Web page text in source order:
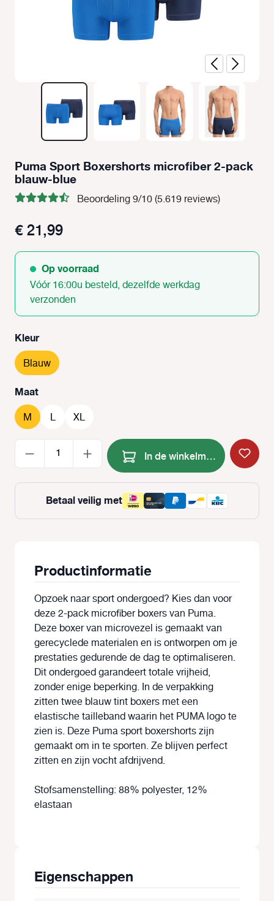
Puma Sport Boxershorts microfiber 2-pack
blauw-blue
Beoordeling 9/10 (5.619 reviews)
€ 21,99
Op voorraad
Vóór 16:00u besteld, dezelfde werkdag
verzonden
Selecteer
Kleur
Blauw
Selecteer
Maat
M L XL
Producthoeveelheid: Voer
In de winkelmand
Betaal veilig met
Productinformatie
Opzoek naar sport ondergoed? Kies dan voor
deze 2-pack microfiber boxers van Puma.
Deze boxer van microvezel is gemaakt van
gerecyclede materialen en is ontworpen om je
prestaties gedurende de dag te optimaliseren.
Dit ondergoed garandeert totale vrijheid,
zonder enige beperking. In de verpakking
zitten twee blauw tint boxers met een
elastische tailleband waarin het PUMA logo te
zien is. Deze Puma sport boxershorts zijn
gemaakt om in te sporten. Ze blijven perfect
zitten en zijn vocht afdrijvend.
Stofsamenstelling: 88% polyester, 12%
elastaan
Eigenschappen